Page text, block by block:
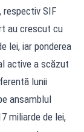
respectiv SIF
au crescut cu
lei, iar ponderea
active a scăzut
lunii
ansamblul
miliarde de lei,